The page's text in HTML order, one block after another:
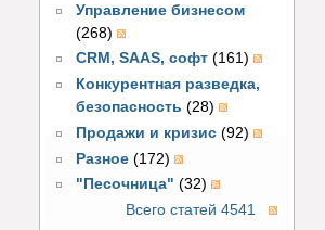
Управление бизнесом
(268)
CRM, SAAS, софт (161)
Конкурентная разведка,
безопасность (28)
Продажи и кризис (92)
Разное (172)
"Песочница" (32)
Всего статей 4541